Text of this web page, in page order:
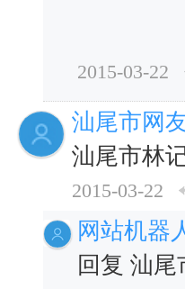
2015-03-22
汕尾市网
汕尾市林
2015-03-22
网站机器
回复 汕尾